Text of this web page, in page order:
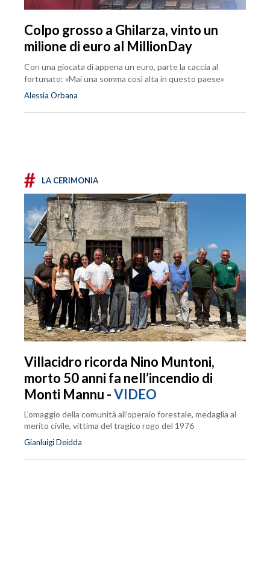
Colpo grosso a Ghilarza, vinto un
milione di euro al MillionDay
Con una giocata di appena un euro, parte la caccia al
fortunato: «Mai una somma così alta in questo paese»
Alessia Orbana
# LA CERIMONIA
Villacidro ricorda Nino Muntoni,
morto 50 anni fa nell’incendio di
Monti Mannu -VIDEO
L’omaggio della comunità all’operaio forestale, medaglia al
merito civile, vittima del tragico rogo del 1976
Gianluigi Deidda